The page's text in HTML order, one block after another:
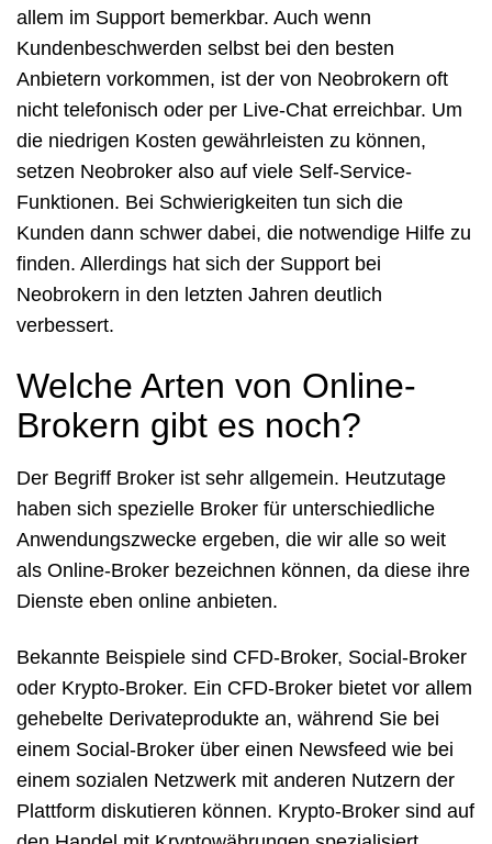
allem im Support bemerkbar. Auch wenn
Kundenbeschwerden selbst bei den besten
Anbietern vorkommen, ist der von Neobrokern oft
nicht telefonisch oder per Live-Chat erreichbar. Um
die niedrigen Kosten gewährleisten zu können,
setzen Neobroker also auf viele Self-Service-
Funktionen. Bei Schwierigkeiten tun sich die
Kunden dann schwer dabei, die notwendige Hilfe zu
finden. Allerdings hat sich der Support bei
Neobrokern in den letzten Jahren deutlich
verbessert.
Welche Arten von Online-
Brokern gibt es noch?
Der Begriff Broker ist sehr allgemein. Heutzutage
haben sich spezielle Broker für unterschiedliche
Anwendungszwecke ergeben, die wir alle so weit
als Online-Broker bezeichnen können, da diese ihre
Dienste eben online anbieten.
Bekannte Beispiele sind CFD-Broker, Social-Broker
oder Krypto-Broker. Ein CFD-Broker bietet vor allem
gehebelte Derivateprodukte an, während Sie bei
einem Social-Broker über einen Newsfeed wie bei
einem sozialen Netzwerk mit anderen Nutzern der
Plattform diskutieren können. Krypto-Broker sind auf